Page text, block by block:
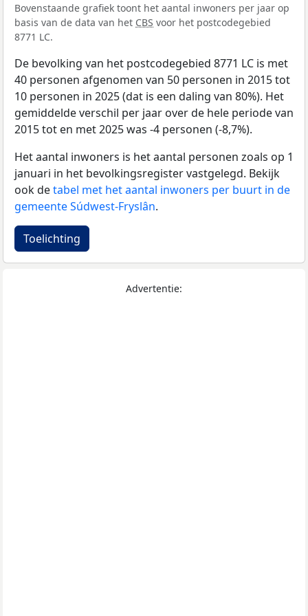
Bovenstaande grafiek toont het aantal inwoners per jaar op
basis van de data van het CBS voor het postcodegebied
8771 LC.
De bevolking van het postcodegebied 8771 LC is met
40 personen afgenomen van 50 personen in 2015 tot
10 personen in 2025 (dat is een daling van 80%). Het
gemiddelde verschil per jaar over de hele periode van
2015 tot en met 2025 was -4 personen (-8,7%).
Het aantal inwoners is het aantal personen zoals op 1
januari in het bevolkingsregister vastgelegd. Bekijk
ook detabel met het aantal inwoners per buurt in de
gemeente Súdwest-Fryslân.
Toelichting
Advertentie: